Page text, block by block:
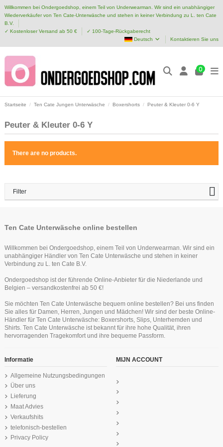
Willkommen bei Ondergoedshop, einem Teil von Underwearman. Wir sind ein unabhängiger
Wiederverkäufer von Ten Cate-Unterwäsche und stehen in keiner Verbindung zu L. ten Cate
B.V.
✓ Kostenloser Versand ab 50 €
✓ 100-Tage-Rückgaberecht
Deutsch
Kontaktieren Sie uns
0
Startseite Ten Cate Jungen Unterwäsche Boxershorts Peuter & Kleuter 0-6 Y
Peuter & Kleuter 0-6 Y
There are no products.
Filter
Ten Cate Unterwäsche online bestellen
Willkommen bei Ondergoedshop, einem Teil von Underwearman. Wir sind ein
unabhängiger Händler von Ten Cate Unterwäsche und stehen in keiner
Verbindung zu L. ten Cate B.V.
Ondergoedshop ist der führende Online-Anbieter für die Niederlande und
Belgien – versandkostenfrei ab 50 €!
Sie möchten Ten Cate Unterwäsche bequem online bestellen? Bei uns finden
Sie alles für Damen, Herren, Jungen und Mädchen! Wir sind der beste Online-
Händler für Ten Cate Unterwäsche: Boxershorts, Slips, Unterhemden und
Shirts. Ten Cate Unterwäsche ist bekannt für ihre hohe Qualität, ihren
hervorragenden Tragekomfort und ihre bequeme Passform.
Informatie
Allgemeine Nutzungsbedingungen
Über uns
Lieferung
Maat Advies
Verkaufshits
telefonisch-bestellen
Privacy Policy
MIJN ACCOUNT